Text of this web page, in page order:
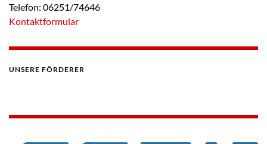
Telefon: 06251/74646
Kontaktformular
UNSERE FÖRDERER